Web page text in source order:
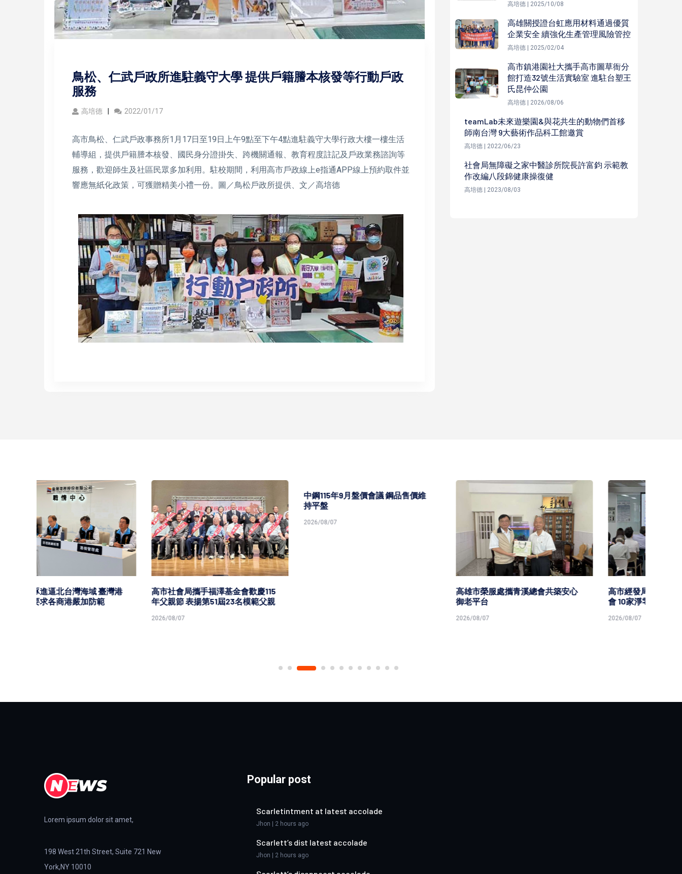
鳥松、仁武戶政所進駐義守大學 提供戶籍謄本核發等行動戶政
服務
高培德 2022/01/17
高市鳥松、仁武戶政事務所1月17日至19日上午9點至下午4點進駐義守大學行政大樓一樓生活
輔導組，提供戶籍謄本核發、國民身分證掛失、跨機關通報、教育程度註記及戶政業務諮詢等
服務，歡迎師生及社區民眾多加利用。駐校期間，利用高市戶政線上e指通APP線上預約取件並
響應無紙化政策，可獲贈精美小禮一份。圖／鳥松戶政所提供、文／高培德
高培德 | 2025/10/08
高雄關授證台虹應用材料通過優質
企業安全 續強化生產管理風險管控
高培德 | 2025/02/04
高市鎮港園社大攜手高市圖草衙分
館打造32號生活實驗室 進駐台塑王
氏昆仲公園
高培德 | 2026/08/06
teamLab未來遊樂園&與花共生的動物們首移
師南台灣 9大藝術作品科工館邀賞
高培德 | 2022/06/23
社會局無障礙之家中醫診所院長許富鈞 示範教
作改編八段錦健康操復健
高培德 | 2023/08/03
高市社會局攜手福澤基金會歡慶115
年父親節 表揚第51屆23名模範父親
中鋼115年9月盤價會議 鋼品售價維
持平盤
2026/08/07
高雄市榮服處攜青溪總會共築安心
高市經發局2026淨零轉型技術交流
會 10家淨零技服廠商分享解決方案
Lorem ipsum dolor sit amet,
198 West 21th Street, Suite 721 New
York,NY 10010
Popular post
Scarletintment at latest accolade
Jhon | 2 hours ago
Scarlett’s dist latest accolade
Jhon | 2 hours ago